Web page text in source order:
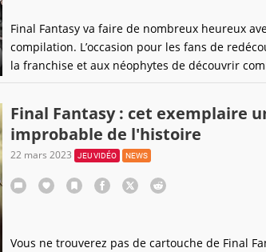
Final Fantasy va faire de nombreux heureux
compilation. L’occasion pour les fans de
la franchise et aux néophytes de découvrir
Final Fantasy : cet exemplaire
improbable de l'histoire
22 mars 2023 JEU VIDÉO NEWS
Vous ne trouverez pas de cartouche de Final